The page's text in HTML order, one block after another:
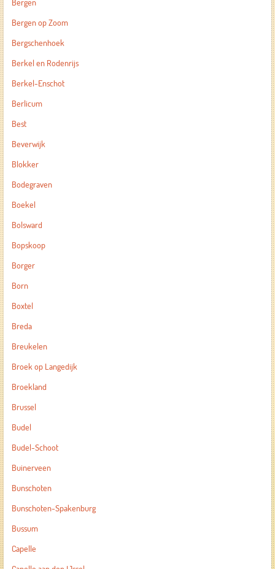
Bergen
Bergen op Zoom
Bergschenhoek
Berkel en Rodenrijs
Berkel-Enschot
Berlicum
Best
Beverwijk
Blokker
Bodegraven
Boekel
Bolsward
Bopskoop
Borger
Born
Boxtel
Breda
Breukelen
Broek op Langedijk
Broekland
Brussel
Budel
Budel-Schoot
Buinerveen
Bunschoten
Bunschoten-Spakenburg
Bussum
Capelle